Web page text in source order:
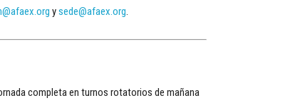
ysede@afaex.org.
completa en turnos rotatorios de mañana